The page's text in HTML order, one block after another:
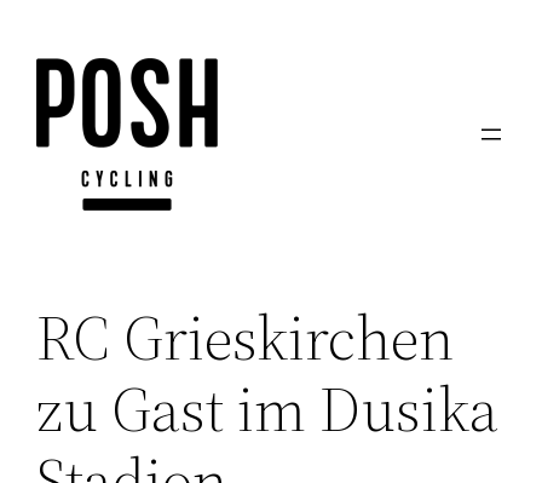
Inhalt
springen
RC Grieskirchen
zu Gast im Dusika